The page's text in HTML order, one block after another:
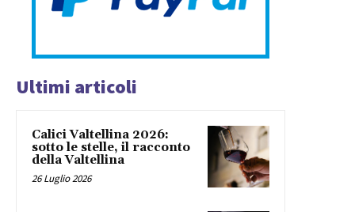
Ultimi articoli
Calici Valtellina 2026:
sotto le stelle, il racconto
della Valtellina
26 Luglio 2026